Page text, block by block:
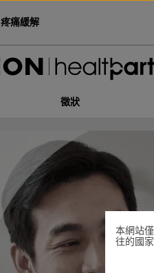
疼痛緩解
徵狀
本網站
往的國